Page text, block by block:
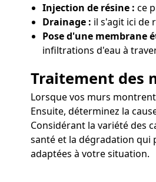
Injection de résine : ce
Drainage : il s'agit ici de
Pose d'une membrane
infiltrations d'eau à
Traitement des
Lorsque vos murs
Ensuite, déterminez la
Considérant la variété des
santé et la dégradation qui
adaptées à votre situation.